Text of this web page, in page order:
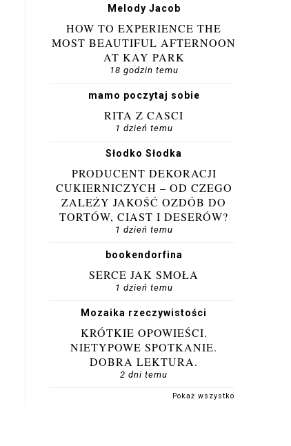
Melody Jacob
HOW TO EXPERIENCE THE
MOST BEAUTIFUL AFTERNOON
AT KAY PARK
18 godzin temu
mamo poczytaj sobie
RITA Z CASCI
1 dzień temu
Słodko Słodka
PRODUCENT DEKORACJI
CUKIERNICZYCH – OD CZEGO
ZALEŻY JAKOŚĆ OZDÓB DO
TORTÓW, CIAST I DESERÓW?
1 dzień temu
bookendorfina
SERCE JAK SMOŁA
1 dzień temu
Mozaika rzeczywistości
KRÓTKIE OPOWIEŚCI.
NIETYPOWE SPOTKANIE.
DOBRA LEKTURA.
2 dni temu
Pokaż wszystko